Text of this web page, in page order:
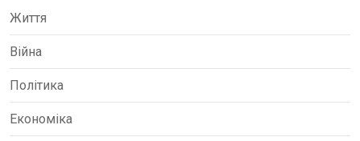
Життя
Війна
Політика
Економіка